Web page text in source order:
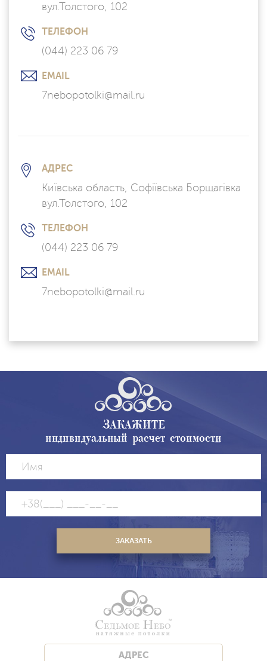
вул.Толстого, 102
ТЕЛЕФОН
(044) 223 06 79
EMAIL
7nebopotolki@mail.ru
АДРЕС
Київська область, Софіївська Борщагівка
вул.Толстого, 102
ТЕЛЕФОН
(044) 223 06 79
EMAIL
7nebopotolki@mail.ru
ЗАКАЖИТЕ
индивидуальный расчет стоимости
АДРЕС